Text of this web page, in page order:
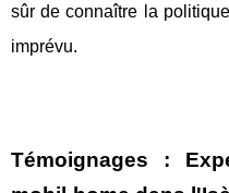
sûr de connaître la
imprévu.
Témoignages :